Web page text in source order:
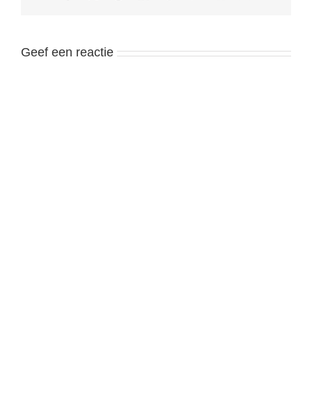
Geef een reactie